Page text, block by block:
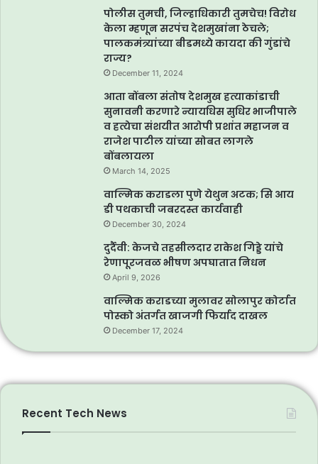
पोलीस तुमची, जिल्हाधिकारी तुमचेच! विरोध
केला म्हणून सरपंच देशमुखांना ठेचले;
पालकमंत्र्यांच्या बीडमध्ये कायदा की गुंडांचे
राज्य?
December 11, 2024
आता बोंबला संतोष देशमुख हत्याकांडाची
सुनावनी करणारे न्यायधिस सुधिर भाजीपाले
व हत्येचा संशयीत आरोपी प्रशांत महाजन व
राजेश पाटील यांच्या सोबत लागले
बोंबलायला
March 14, 2025
वाल्मिक कराडला पुणे येथुन अटक; सि आय
डी पथकाची जबरदस्त कार्यवाही
December 30, 2024
दुर्दैवी: केजचे तहसीलदार राकेश गिड्डे यांचे
रेणापूरजवळ भीषण अपघातात निधन
April 9, 2026
वाल्मिक कराडच्या मुलावर सोलापुर कोर्टात
पोस्को अंतर्गत खाजगी फिर्याद दाखल
December 17, 2024
Recent Tech News